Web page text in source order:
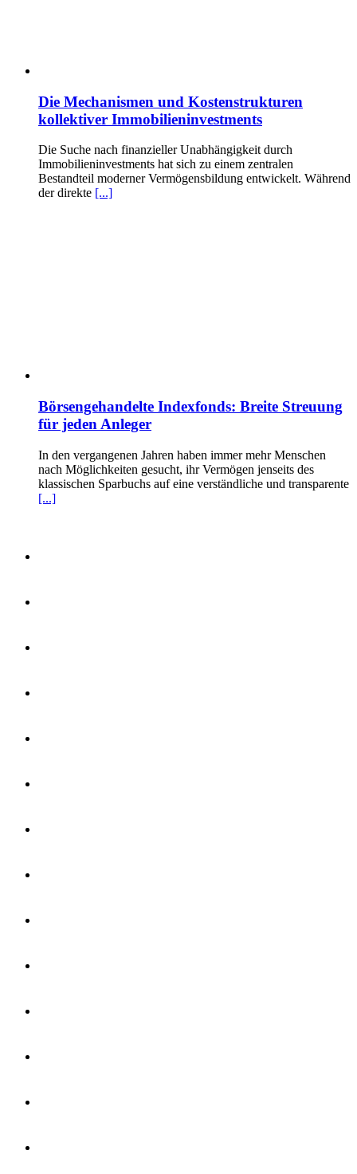
Die Mechanismen und Kostenstrukturen
kollektiver Immobilieninvestments
Die Suche nach finanzieller Unabhängigkeit durch
Immobilieninvestments hat sich zu einem zentralen
Bestandteil moderner Vermögensbildung entwickelt. Während
der direkte [...]
Börsengehandelte Indexfonds: Breite Streuung
für jeden Anleger
In den vergangenen Jahren haben immer mehr Menschen
nach Möglichkeiten gesucht, ihr Vermögen jenseits des
klassischen Sparbuchs auf eine verständliche und transparente
[...]